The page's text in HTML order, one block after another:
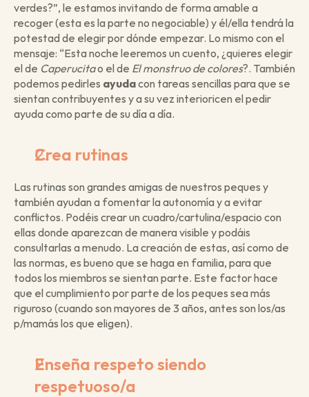
verdes?”, le estamos invitando de forma amable a
recoger (esta es la parte no negociable) y él/ella tendrá la
potestad de elegir por dónde empezar. Lo mismo con el
mensaje: “Esta noche leeremos un cuento, ¿quieres elegir
el de Caperucita o el de El monstruo de colores?. También
podemos pedirles ayuda con tareas sencillas para que se
sientan contribuyentes y a su vez interioricen el pedir
ayuda como parte de su día a día.
Crea rutinas
Las rutinas son grandes amigas de nuestros peques y
también ayudan a fomentar la autonomía y a evitar
conflictos. Podéis crear un cuadro/cartulina/espacio con
ellas donde aparezcan de manera visible y podáis
consultarlas a menudo. La creación de estas, así como de
las normas, es bueno que se haga en familia, para que
todos los miembros se sientan parte. Este factor hace
que el cumplimiento por parte de los peques sea más
riguroso (cuando son mayores de 3 años, antes son los/as
p/mamás los que eligen).
Enseña respeto siendo
respetuoso/a